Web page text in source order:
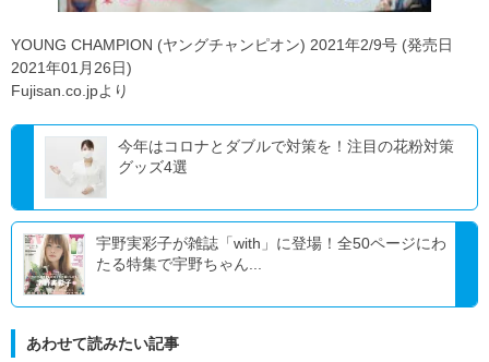
YOUNG CHAMPION (ヤングチャンピオン) 2021年2/9号 (発売日
2021年01月26日)
Fujisan.co.jpより
今年はコロナとダブルで対策を！注目の花粉対策
グッズ4選
宇野実彩子が雑誌「with」に登場！全50ページにわ
たる特集で宇野ちゃん...
あわせて読みたい記事